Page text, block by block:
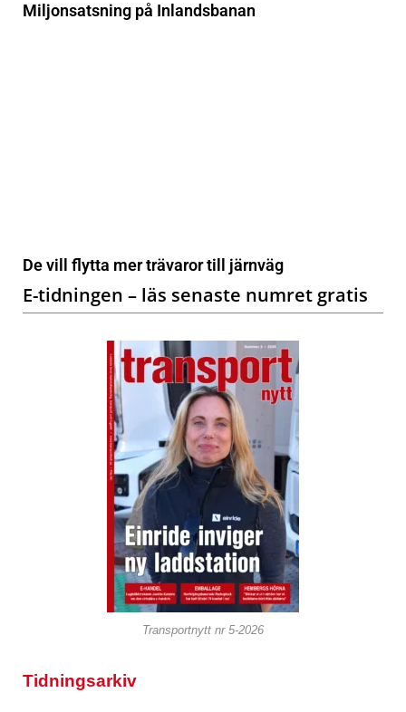
Miljonsatsning på Inlandsbanan
De vill flytta mer trävaror till järnväg
E-tidningen – läs senaste numret gratis
Transportnytt nr 5-2026
Tidningsarkiv